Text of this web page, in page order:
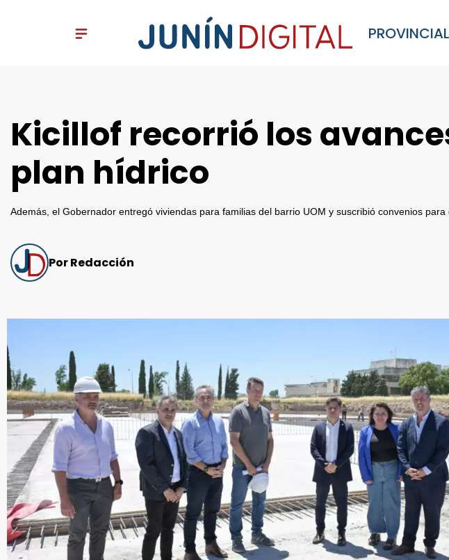
Kicillof recorrió los
plan hídrico
Además, el Gobernador entregó viviendas para familias del barrio UOM y suscribió convenios
Por Redacción